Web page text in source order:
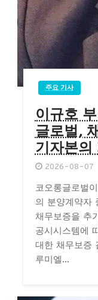
주요 기사
이규호
글로벌,
기자본의
2026-08-07
코오롱글로벌
의 분양계약자
채무보증을 추
공시시스템에
대한 채무보증
루미엘...